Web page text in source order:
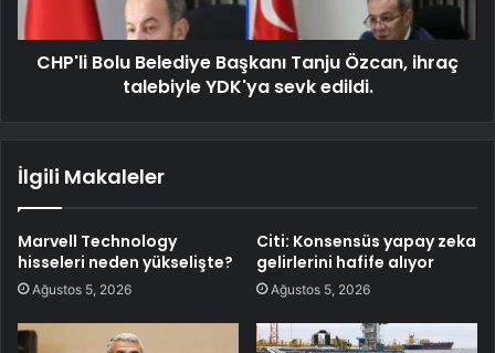
CHP'li Bolu Belediye Başkanı Tanju Özcan, ihraç
talebiyle YDK'ya sevk edildi.
İlgili Makaleler
Marvell Technology
hisseleri neden yükselişte?
Ağustos 5, 2026
Citi: Konsensüs yapay zeka
gelirlerini hafife alıyor
Ağustos 5, 2026